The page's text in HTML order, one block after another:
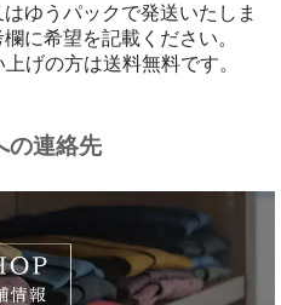
ゆうパックで発送いたしま
に希望を記載ください。
げの方は送料無料です。
の連絡先